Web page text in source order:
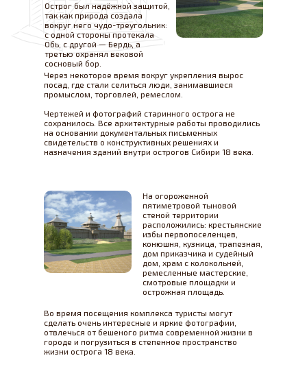
Острог был надёжной защитой,
так как природа создала
вокруг него чудо-треугольник:
с одной стороны протекала
Обь, с другой — Бердь, а
третью охранял вековой
сосновый бор.
Через некоторое время вокруг укрепления вырос
посад, где стали селиться люди, занимавшиеся
промыслом, торговлей, ремеслом.
Чертежей и фотографий старинного острога не
сохранилось. Все архитектурные работы проводились
на основании документальных письменных
свидетельств о конструктивных решениях и
назначения зданий внутри острогов Сибири 18 века.
На огороженной
пятиметровой тыновой
стеной территории
расположились: крестьянские
избы первопоселенцев,
конюшня, кузница, трапезная,
дом приказчика и судейный
дом, храм с колокольней,
ремесленные мастерские,
смотровые площадки и
острожная площадь.
Во время посещения комплекса туристы могут
сделать очень интересные и яркие фотографии,
отвлечься от бешеного ритма современной жизни в
городе и погрузиться в степенное пространство
жизни острога 18 века.